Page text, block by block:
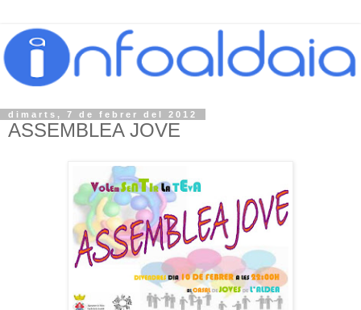
dimarts, 7 de febrer del 2012
ASSEMBLEA JOVE